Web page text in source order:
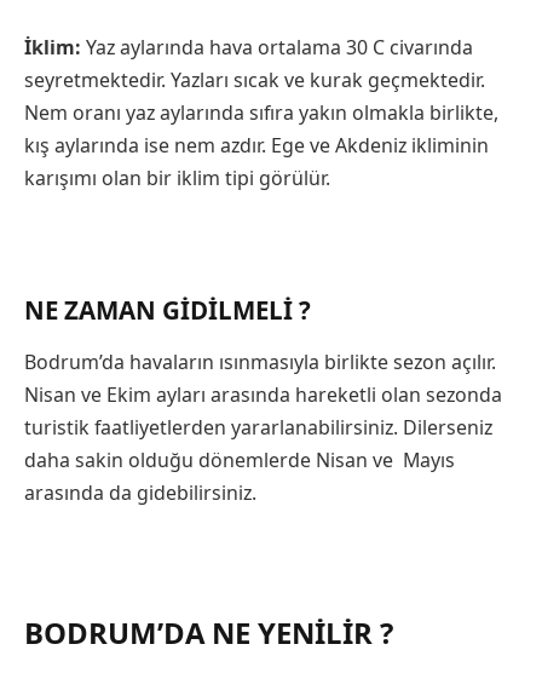
İklim: Yaz aylarında hava ortalama 30 C civarında
seyretmektedir. Yazları sıcak ve kurak geçmektedir.
Nem oranı yaz aylarında sıfıra yakın olmakla birlikte,
kış aylarında ise nem azdır. Ege ve Akdeniz ikliminin
karışımı olan bir iklim tipi görülür.
NE ZAMAN GIDILMELI ?
Bodrum’da havaların ısınmasıyla birlikte sezon açılır.
Nisan ve Ekim ayları arasında hareketli olan sezonda
turistik faatliyetlerden yararlanabilirsiniz. Dilerseniz
daha sakin olduğu dönemlerde Nisan ve Mayıs
arasında da gidebilirsiniz.
BODRUM’DA NE YENILIR ?